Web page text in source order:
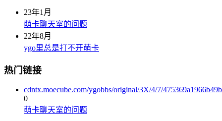
23年1月
萌卡聊天室的问题
22年8月
ygo里总是打不开萌卡
热门链接
cdntx.moecube.com/ygobbs/original/3X/4/7/
0
萌卡聊天室的问题